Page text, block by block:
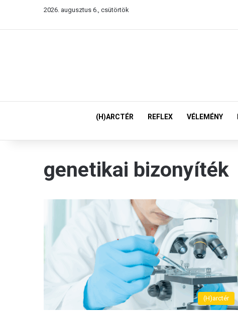
2026. augusztus 6., csütörtök
(H)ARCTÉR REFLEX VÉLEMÉNY
genetikai bizonyíték
(H)arctér